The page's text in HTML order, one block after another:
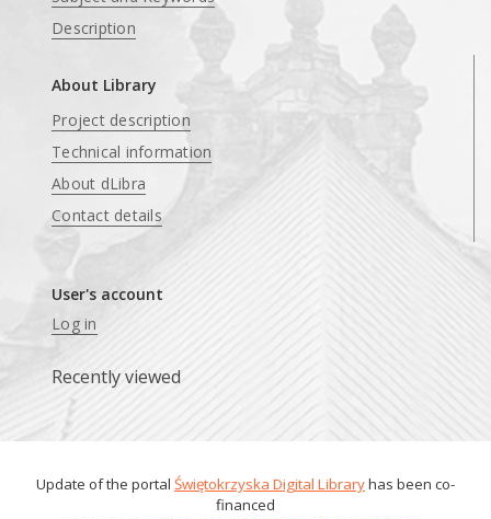
Description
About Library
Project description
Technical information
About dLibra
Contact details
User's account
Log in
Recently viewed
Update of the portal Świętokrzyska Digital Libraryhas been co-
financed